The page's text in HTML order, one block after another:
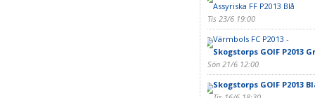
Assyriska FF P2013 Blå
Tis 23/6 19:00
Värmbols FC P2013 -
Skogstorps GOIF P2013
Sön 21/6 12:00
Skogstorps GOIF P2013